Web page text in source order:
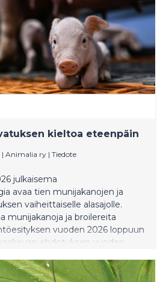
kieltoa eteenpäin
| Animalia ry | Tiedote
julkaisema
avaa tien munijakanojen ja
vaiheittaiselle alasajolle.
munijakanoja ja broilereita
vuoden 2026 loppuun
ehdotuksen vuoden